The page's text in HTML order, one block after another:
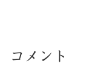
コメント